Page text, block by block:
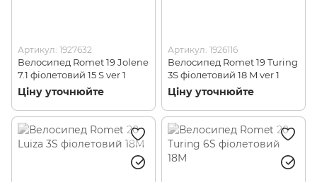
Артикул: 1927632
Велосипед Romet 19 Jolene
7.1 фіолетовий 15 S ver 1
Ціну уточнюйте
Артикул: 1926116
Велосипед Romet 19 Turing
3S фіолетовий 18 M ver 1
Ціну уточнюйте